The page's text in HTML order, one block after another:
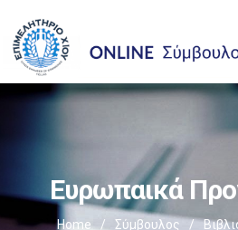
Ευρωπαικά
Home / Σύμβουλος /